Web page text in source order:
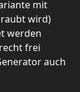
mit
wird)
werden
frei
auch